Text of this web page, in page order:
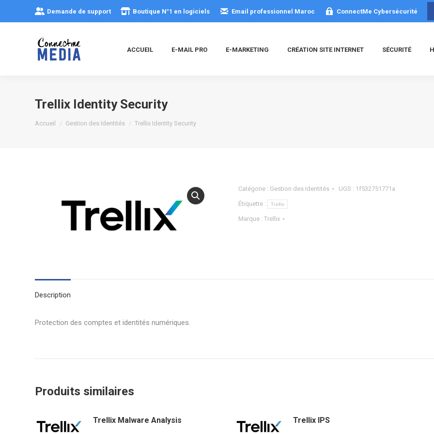
Demande de support Boutique N°1 en logiciels Email professionnel Maroc ConnectMe Cybersécurité
ACCUEIL E-MAIL PRO E-MARKETING CRÉATION SITE INTERNET SÉCURITÉ
Trellix Identity Security
Vous êtes ici :
Accueil Gestion des Identités Trellix Identity Security
Catégorie : Gestion des Identités UGS : 1f532751771a
Étiquette : Trellix
Marque : Trellix
Description
Protection des comptes et identités numériques.
Produits similaires
Trellix Malware Analysis Trellix IPS